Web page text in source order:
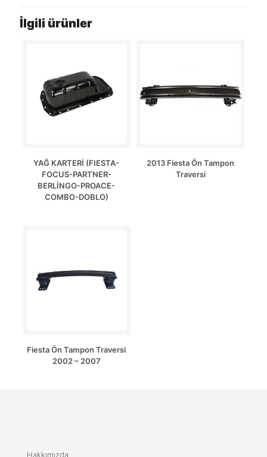
İlgili ürünler
YAĞ KARTERİ (FIESTA-
FOCUS-PARTNER-
BERLİNGO-PROACE-
COMBO-DOBLO)
2013 Fiesta Ön Tampon
Traversi
Fiesta Ön Tampon Traversi
2002 – 2007
Hakkımızda